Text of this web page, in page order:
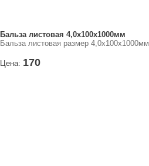
Бальза листовая 4,0x100x1000мм
Бальза листовая размер 4,0x100x1000мм
Цена: 170